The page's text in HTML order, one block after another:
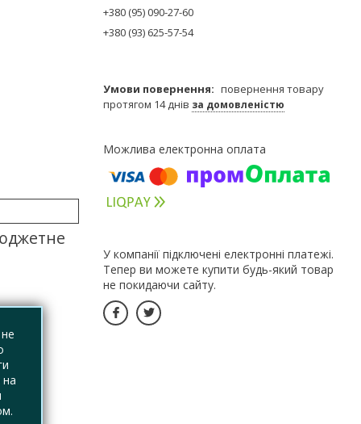
+380 (95) 090-27-60
+380 (93) 625-57-54
повернення товару
протягом 14 днів за домовленістю
У компанії підключені електронні платежі.
Тепер ви можете купити будь-який товар
не покидаючи сайту.